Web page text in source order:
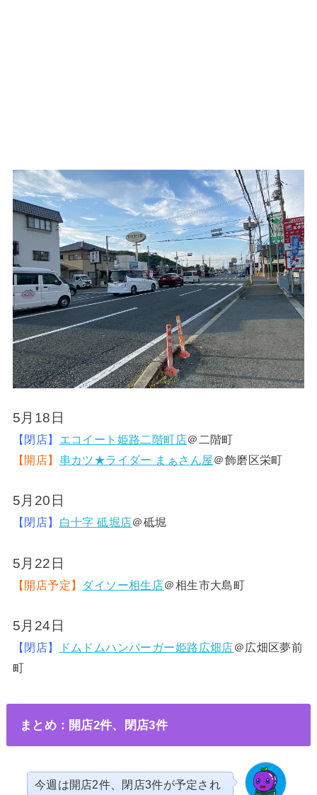
5月18日
【閉店】 エコイート姫路二階町店＠二階町
【開店】 串カツ★ライダー まぁさん屋＠飾磨区栄町
5月20日
【閉店】 白十字 砥堀店＠砥堀
5月22日
【開店予定】 ダイソー相生店＠相生市大島町
5月24日
【閉店】 ドムドムハンバーガー姫路広畑店＠広畑区夢前
町
まとめ：開店2件、閉店3件
今週は開店2件、閉店3件が予定され